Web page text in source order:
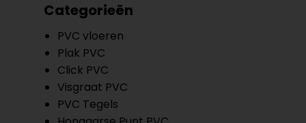
Categorieën
PVC vloeren
Plak PVC
Click PVC
Visgraat PVC
PVC Tegels